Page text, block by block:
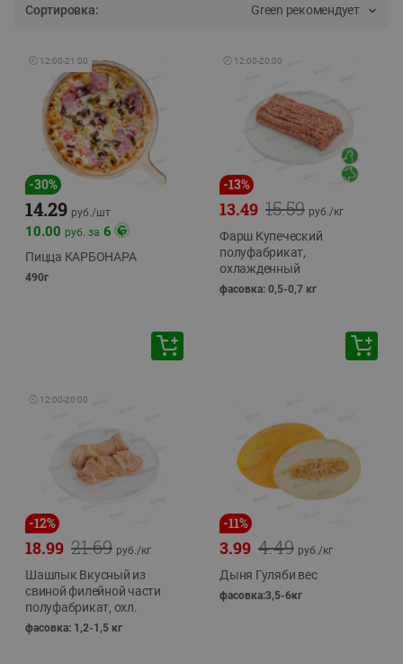
Сортировка: Green рекомендует
🕘 12:00-21:00
-30%
14.29 руб./шт
10.00 руб. за 6
Пицца КАРБОНАРА
490г
🕘 12:00-20:00
-13%
15.59
13.49 руб./кг
Фарш Купеческий
полуфабрикат,
охлажденный
фасовка: 0,5-0,7 кг
🕘 12:00-20:00
-12%
21.69
18.99 руб./кг
Шашлык Вкусный из
свиной филейной части
полуфабрикат, охл.
фасовка: 1,2-1,5 кг
-11%
4.49
3.99 руб./кг
Дыня Гуляби вес
фасовка:3,5-6кг